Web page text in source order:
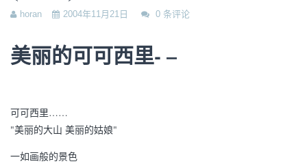
horan 2004年11月21日 0 条评论
美丽的可可西里- –
可可西里……
"美丽的大山 美丽的姑娘"
一如画般的景色